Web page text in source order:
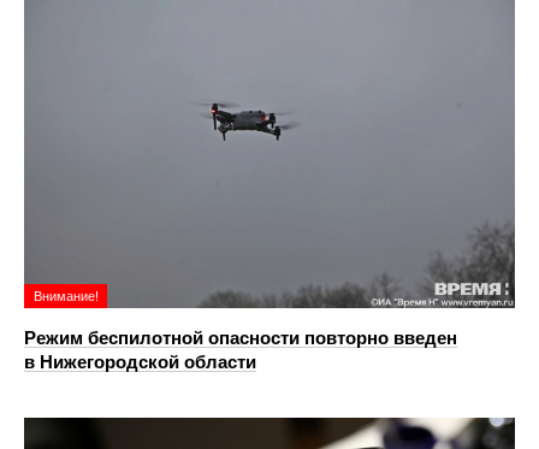
Внимание!
Режим беспилотной опасности повторно введен
в Нижегородской области